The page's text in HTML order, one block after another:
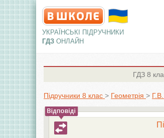
УКРАЇНСЬКІ ПІДРУЧНИКИ
ГДЗ ОНЛАЙН
ГДЗ 8
Підручники 8 клас > Геометрія >